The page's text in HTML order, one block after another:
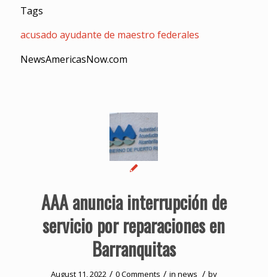
Tags
acusado ayudante de maestro federales
NewsAmericasNow.com
AAA anuncia interrupción de
servicio por reparaciones en
Barranquitas
August 11, 2022 / 0 Comments / in news / by